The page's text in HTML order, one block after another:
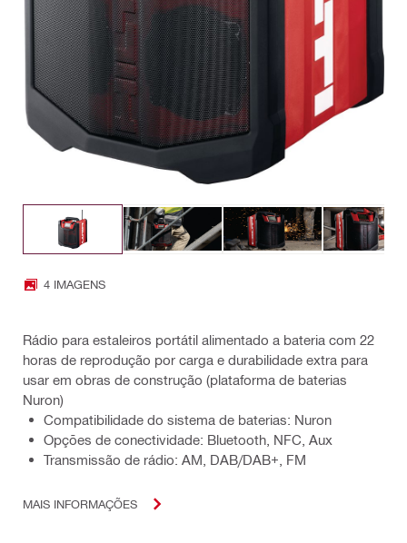
4 IMAGENS
Rádio para estaleiros portátil alimentado a bateria com 22
horas de reprodução por carga e durabilidade extra para
usar em obras de construção (plataforma de baterias
Nuron)
Compatibilidade do sistema de baterias: Nuron
Opções de conectividade: Bluetooth, NFC, Aux
Transmissão de rádio: AM, DAB/DAB+, FM
MAIS INFORMAÇÕES